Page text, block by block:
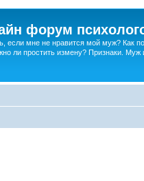
форум
если мне не нравится мой муж? Как
ли простить измену? Признаки. Муж